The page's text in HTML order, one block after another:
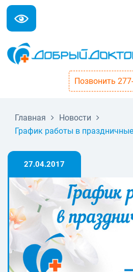
Позвонить
Главная
Новости
График работы в
27.04.2017